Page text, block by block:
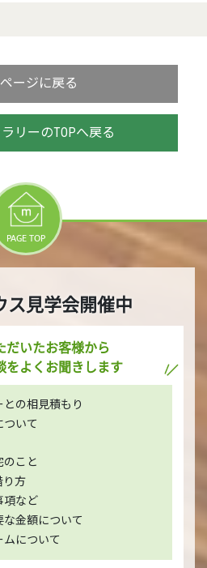
ージに戻る
リーのTOPへ戻る
PAGE TOP
ス見学会開催中
だいたお客様から
をよくお聞きします
との相見積もり
ついて
のこと
り方
項など
な金額について
ムについて